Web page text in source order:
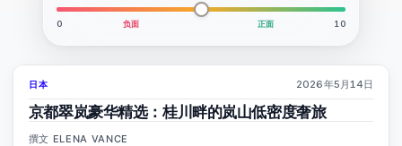
0 负面 正面 10
93% 44
日本 2026年5月14日
京都翠岚豪华精选：桂川畔的岚山低密度奢旅
撰文 ELENA VANCE